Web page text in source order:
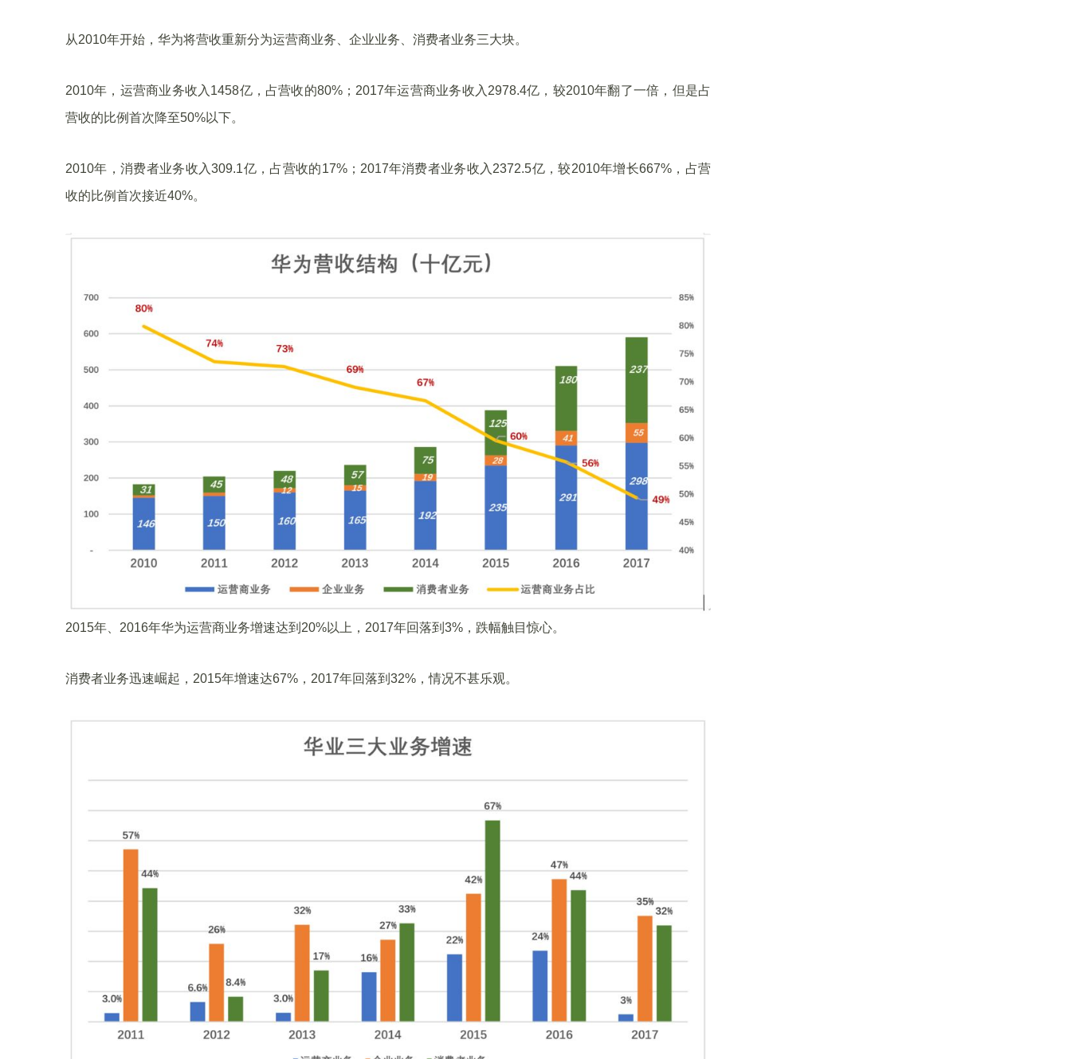
从2010年开始，华为将营收重新分为运营商业务、企业业务、消费者业务三大块。
2010年，运营商业务收入1458亿，占营收的80%；2017年运营商业务收入2978.4亿，较2010年翻了一倍，但是占
营收的比例首次降至50%以下。
2010年，消费者业务收入309.1亿，占营收的17%；2017年消费者业务收入2372.5亿，较2010年增长667%，占营
收的比例首次接近40%。
2015年、2016年华为运营商业务增速达到20%以上，2017年回落到3%，跌幅触目惊心。
消费者业务迅速崛起，2015年增速达67%，2017年回落到32%，情况不甚乐观。